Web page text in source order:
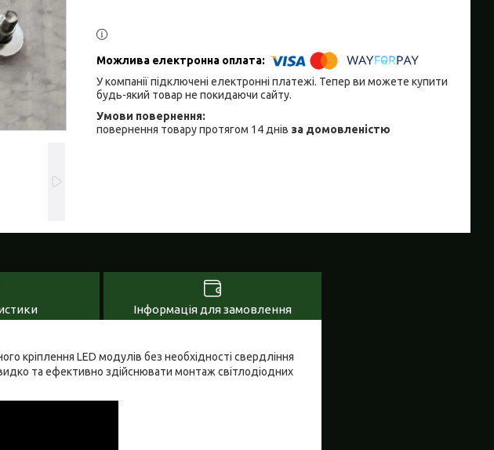
У компанії підключені електронні платежі. Тепер ви можете купити
будь-який товар не покидаючи сайту.
повернення товару протягом 14 днів за домовленістю
Інформація для замовлення
кріплення LED модулів без необхідності свердління
та ефективно здійснювати монтаж світлодіодних